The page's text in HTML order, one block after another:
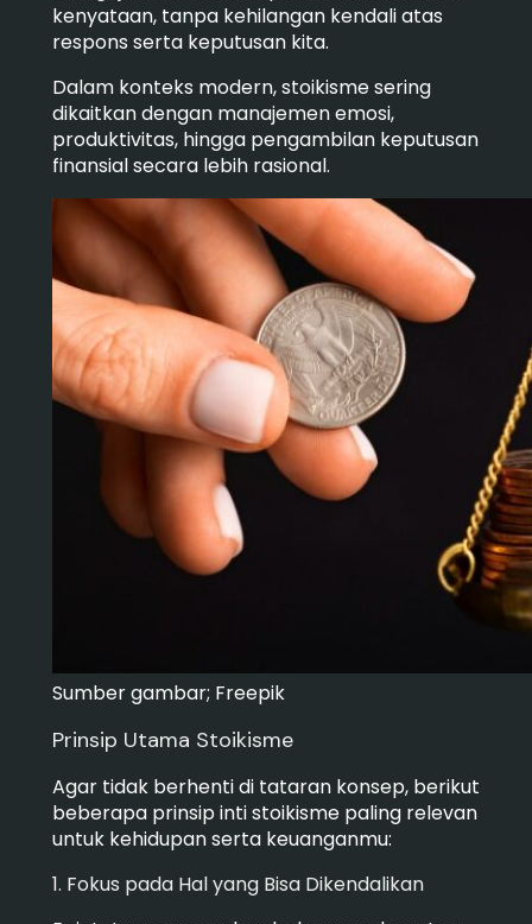
kenyataan, tanpa kehilangan kendali atas
respons serta keputusan kita.
Dalam konteks modern, stoikisme sering
dikaitkan dengan manajemen emosi,
produktivitas, hingga pengambilan keputusan
finansial secara lebih rasional.
Sumber gambar; Freepik
Prinsip Utama Stoikisme
Agar tidak berhenti di tataran konsep, berikut
beberapa prinsip inti stoikisme paling relevan
untuk kehidupan serta keuanganmu:
1. Fokus pada Hal yang Bisa Dikendalikan